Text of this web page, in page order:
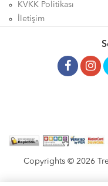
KVKK Politikası
İletişim
Copyrights © 2026